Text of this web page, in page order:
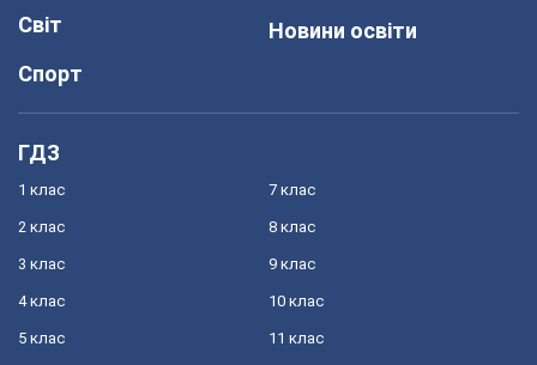
Світ
Спорт
Новини освіти
ГДЗ
1 клас
2 клас
3 клас
4 клас
5 клас
7 клас
8 клас
9 клас
10 клас
11 клас